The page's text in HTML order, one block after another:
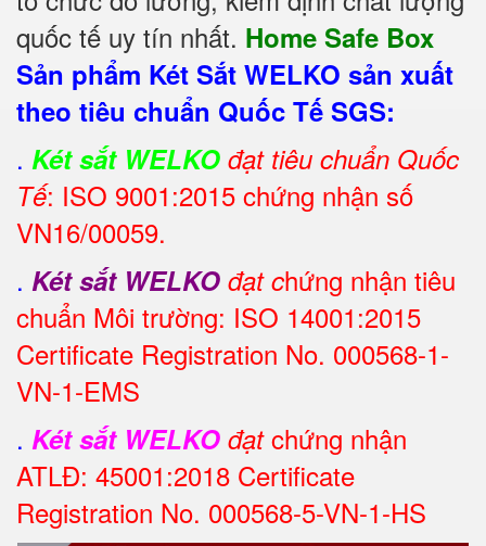
quốc tế uy tín nhất. Home Safe Box
Sản phẩm Két Sắt WELKO sản xuất
theo tiêu chuẩn Quốc Tế SGS:
. Két sắt WELKO đạt tiêu chuẩn Quốc
Tế: ISO 9001:2015 chứng nhận số
VN16/00059.
. Két sắt WELKO đạt chứng nhận tiêu
chuẩn Môi trường: ISO 14001:2015
Certificate Registration No. 000568-1-
VN-1-EMS
. Két sắt WELKO đạtchứng nhận
ATLĐ: 45001:2018 Certificate
Registration No. 000568-5-VN-1-HS